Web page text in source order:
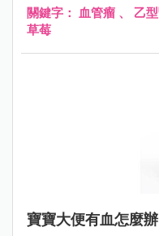
關鍵字： 血管瘤 、 乙
草莓
寶寶大便有血怎麼辦